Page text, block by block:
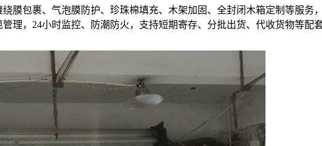
膜包裹、气泡膜防护、珍珠棉填充、木架加固、全封闭木箱定制等服
理，24小时监控、防潮防火，支持短期寄存、分批出货、代收货物等配套